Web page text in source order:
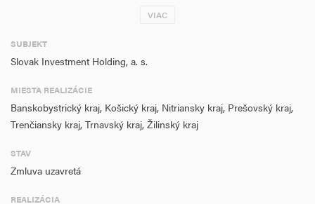
VIAC
SUBJEKT
Slovak Investment Holding, a. s.
MIESTA REALIZÁCIE
Banskobystrický kraj, Košický kraj, Nitriansky kraj, Prešovský kraj,
Trenčiansky kraj, Trnavský kraj, Žilinský kraj
STAV
Zmluva uzavretá
REALIZÁCIA